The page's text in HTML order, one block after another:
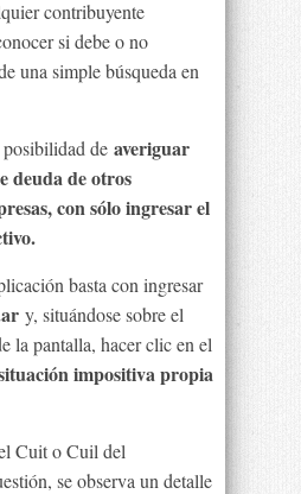
contribuyente
si debe o no
una simple búsqueda en
de averiguar
deuda de otros
con sólo ingresar el
basta con ingresar
y, situándose sobre el
la pantalla, hacer clic en el
impositiva propia
Cuit o Cuil del
se observa un detalle